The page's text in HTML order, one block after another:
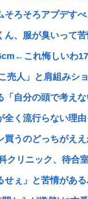
ろそろアプデす
ん、服が臭いって
これ悔しいわ
売人」と肩組みシ
「自分の頭で考え
全く流行らない理
買うのどっちがえ
クリニック、待合
せぇ」と苦情があ